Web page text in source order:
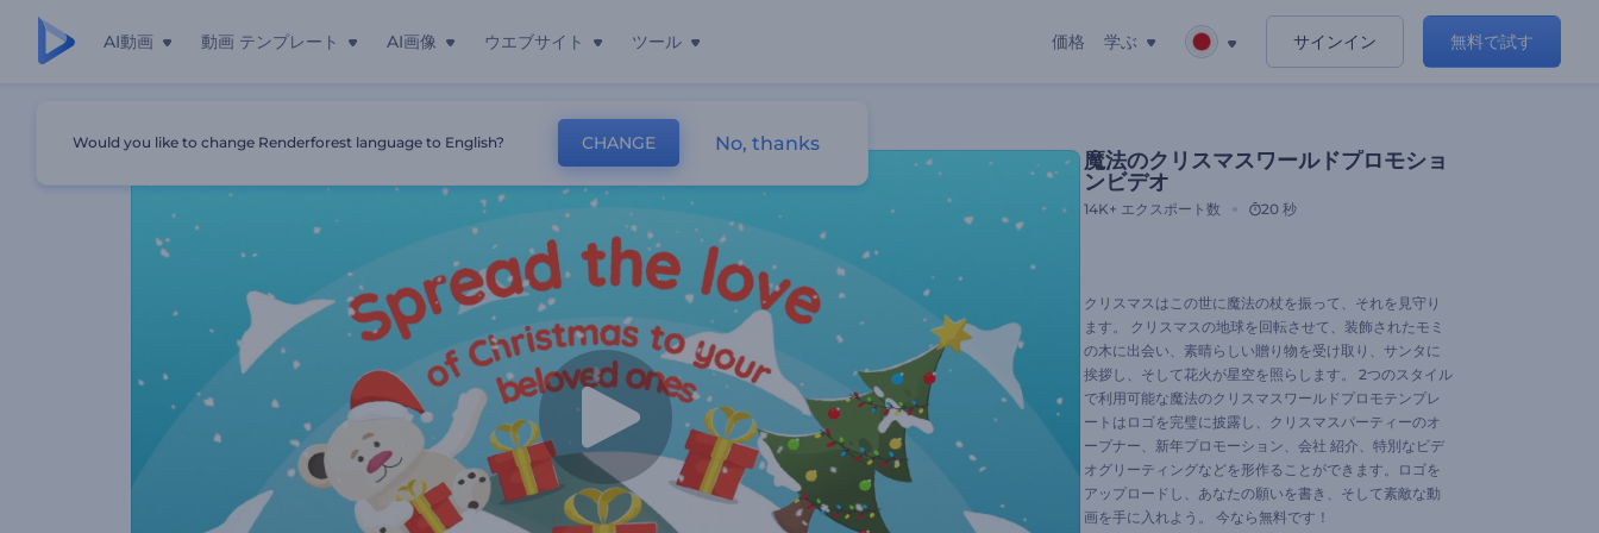
AI動画 動画 テンプレート AI画像 ウエブサイト ツール 価格 学ぶ サインイン 無料で試す
魔法のクリスマスワールドプロモションビデオ
魔法のクリスマスワールドプロモショ
ンビデオ
14K+ エクスポート数 20 秒
クリスマスはこの世に魔法の杖を振って、それを見守り
ます。 クリスマスの地球を回転させて、装飾されたモミ
の木に出会い、素晴らしい贈り物を受け取り、サンタに
挨拶し、そして花火が星空を照らします。 2つのスタイル
で利用可能な魔法のクリスマスワールドプロモテンプレ
ートはロゴを完璧に披露し、クリスマスパーティーのオ
ープナー、新年プロモーション、会社 紹介、特別なビデ
オグリーティングなどを形作ることができます。ロゴを
アップロードし、あなたの願いを書き、そして素敵な動
画を手に入れよう。 今なら無料です！
Would you like to change Renderforest language to English? CHANGE No, thanks